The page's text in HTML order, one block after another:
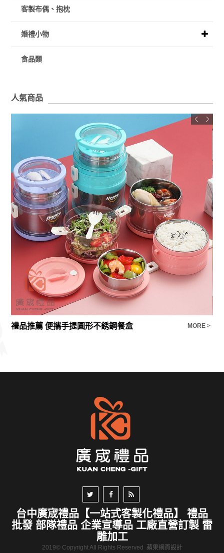
客製布偶、抱枕
婚禮小物
食品類
人氣商品
禮品推薦 便攜手提圓形不銹鋼餐盒 MORE >
台中廣宬禮品【一站式客製化禮品】 禮品
批發 部隊禮品 企業宣導品 工廠直營訂製 雷
雕加工
2019© Copyright All Rights Reserved 蘋果網頁設計